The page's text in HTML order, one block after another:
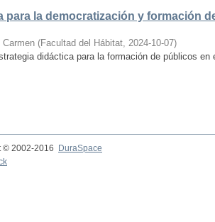
para la democratización y formación
(Facultad del Hábitat, 2024-10-07)
didáctica para la formación de públicos en
© 2002-2016
DuraSpace